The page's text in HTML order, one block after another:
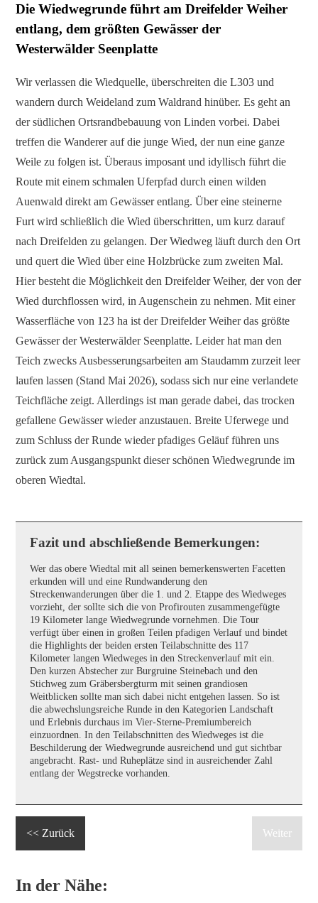
Die Wiedwegrunde führt am Dreifelder Weiher
entlang, dem größten Gewässer der
Westerwälder Seenplatte
Wir verlassen die Wiedquelle, überschreiten die L303 und
wandern durch Weideland zum Waldrand hinüber. Es geht an
der südlichen Ortsrandbebauung von Linden vorbei. Dabei
treffen die Wanderer auf die junge Wied, der nun eine ganze
Weile zu folgen ist. Überaus imposant und idyllisch führt die
Route mit einem schmalen Uferpfad durch einen wilden
Auenwald direkt am Gewässer entlang. Über eine steinerne
Furt wird schließlich die Wied überschritten, um kurz darauf
nach Dreifelden zu gelangen. Der Wiedweg läuft durch den Ort
und quert die Wied über eine Holzbrücke zum zweiten Mal.
Hier besteht die Möglichkeit den Dreifelder Weiher, der von der
Wied durchflossen wird, in Augenschein zu nehmen. Mit einer
Wasserfläche von 123 ha ist der Dreifelder Weiher das größte
Gewässer der Westerwälder Seenplatte. Leider hat man den
Teich zwecks Ausbesserungsarbeiten am Staudamm zurzeit leer
laufen lassen (Stand Mai 2026), sodass sich nur eine verlandete
Teichfläche zeigt. Allerdings ist man gerade dabei, das trocken
gefallene Gewässer wieder anzustauen. Breite Uferwege und
zum Schluss der Runde wieder pfadiges Geläuf führen uns
zurück zum Ausgangspunkt dieser schönen Wiedwegrunde im
oberen Wiedtal.
Fazit und abschließende Bemerkungen:
Wer das obere Wiedtal mit all seinen bemerkenswerten Facetten
erkunden will und eine Rundwanderung den
Streckenwanderungen über die 1. und 2. Etappe des Wiedweges
vorzieht, der sollte sich die von Profirouten zusammengefügte
19 Kilometer lange Wiedwegrunde vornehmen. Die Tour
verfügt über einen in großen Teilen pfadigen Verlauf und bindet
die Highlights der beiden ersten Teilabschnitte des 117
Kilometer langen Wiedweges in den Streckenverlauf mit ein.
Den kurzen Abstecher zur Burgruine Steinebach und den
Stichweg zum Gräbersbergturm mit seinen grandiosen
Weitblicken sollte man sich dabei nicht entgehen lassen. So ist
die abwechslungsreiche Runde in den Kategorien Landschaft
und Erlebnis durchaus im Vier-Sterne-Premiumbereich
einzuordnen. In den Teilabschnitten des Wiedweges ist die
Beschilderung der Wiedwegrunde ausreichend und gut sichtbar
angebracht. Rast- und Ruheplätze sind in ausreichender Zahl
entlang der Wegstrecke vorhanden.
<< Zurück Weiter
In der Nähe: